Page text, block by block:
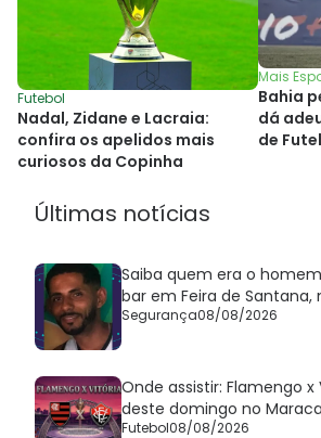
Futebol
Nadal, Zidane e Lacraia:
confira os apelidos mais
curiosos da Copinha
Mais
Bahia
dá
de
Últimas notícias
Saiba quem era o
bar em Feira de Santana,
Segurança08/08/2026
Onde assistir: Flamengo
deste domingo no
Futebol08/08/2026